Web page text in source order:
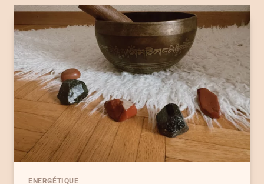
RITUELS
POUR
TE
CONNECTER
TA
CONSCIENCE
SUPÉRIEURE
ENERGÉTIQUE